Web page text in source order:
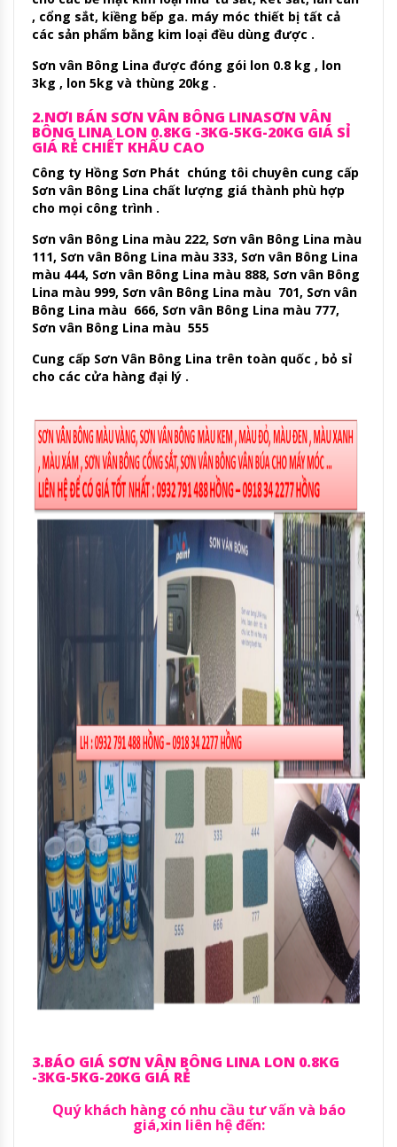
, cổng sắt, kiềng bếp ga. máy móc thiết bị tất cả
các sản phẩm bằng kim loại đều dùng được .
Sơn vân Bông Lina được đóng gói lon 0.8 kg , lon
3kg , lon 5kg và thùng 20kg .
2.NƠI BÁN SƠN VÂN BÔNG LINASƠN VÂN
BÔNG LINA LON 0.8KG -3KG-5KG-20KG GIÁ SỈ
GIÁ RẺ CHIẾT KHẤU CAO
Công ty Hồng Sơn Phát chúng tôi chuyên cung cấp
Sơn vân Bông Lina chất lượng giá thành phù hợp
cho mọi công trình .
Sơn vân Bông Lina màu 222, Sơn vân Bông Lina màu
111, Sơn vân Bông Lina màu 333, Sơn vân Bông Lina
màu 444, Sơn vân Bông Lina màu 888, Sơn vân Bông
Lina màu 999, Sơn vân Bông Lina màu 701, Sơn vân
Bông Lina màu 666, Sơn vân Bông Lina màu 777,
Sơn vân Bông Lina màu 555
Cung cấp Sơn Vân Bông Lina trên toàn quốc , bỏ sỉ
cho các cửa hàng đại lý .
3.BÁO GIÁ SƠN VÂN BÔNG LINA LON 0.8KG
-3KG-5KG-20KG GIÁ RẺ
Quý khách hàng có nhu cầu tư vấn và báo
giá,xin liên hệ đến: